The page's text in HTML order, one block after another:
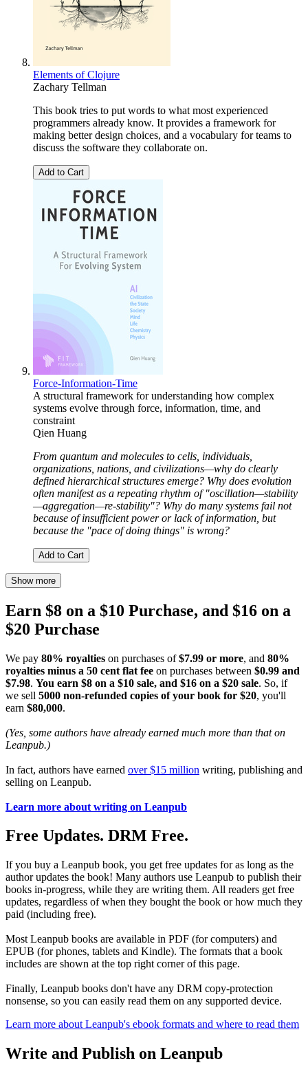
Elements of Clojure
Zachary Tellman
This book tries to put words to what most experienced
programmers already know. It provides a framework for
making better design choices, and a vocabulary for teams to
discuss the software they collaborate on.
Add to Cart
Force-Information-Time
A structural framework for understanding how complex
systems evolve through force, information, time, and
constraint
Qien Huang
From quantum and molecules to cells, individuals,
organizations, nations, and civilizations—why do clearly
defined hierarchical structures emerge? Why does evolution
often manifest as a repeating rhythm of "oscillation—stability
—aggregation—re-stability"? Why do many systems fail not
because of insufficient power or lack of information, but
because the "pace of doing things" is wrong?
Add to Cart
Show more
Earn $8 on a $10 Purchase, and $16 on a
$20 Purchase
We pay 80% royalties on purchases of$7.99 or more, and 80%
royalties minus a 50 cent flat fee on purchases between $0.99 and
$7.98. You earn $8 on a $10 sale, and $16 on a $20 sale. So, if
we sell 5000 non-refunded copies of your book for $20, you'll
earn $80,000.
(Yes, some authors have already earned much more than that on
Leanpub.)
In fact, authors have earned over $15 million writing, publishing and
selling on Leanpub.
Learn more about writing on Leanpub
Free Updates. DRM Free.
If you buy a Leanpub book, you get free updates for as long as the
author updates the book! Many authors use Leanpub to publish their
books in-progress, while they are writing them. All readers get free
updates, regardless of when they bought the book or how much they
paid (including free).
Most Leanpub books are available in PDF (for computers) and
EPUB (for phones, tablets and Kindle). The formats that a book
includes are shown at the top right corner of this page.
Finally, Leanpub books don't have any DRM copy-protection
nonsense, so you can easily read them on any supported device.
Learn more about Leanpub's ebook formats and where to read them
Write and Publish on Leanpub